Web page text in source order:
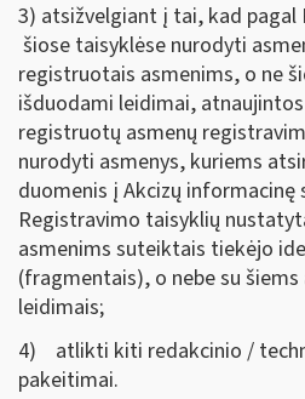
3) atsižvelgiant į tai, kad
šiose taisyklėse nurodyti
registruotais asmenims, o ne
išduodami leidimai,
registruotų asmenų
nurodyti asmenys, kuriems
duomenis į Akcizų informacinę
Registravimo taisyklių
asmenims suteiktais tiekėjo
(fragmentais), o nebe su
leidimais;
4) atlikti kiti redakcinio /
pakeitimai.